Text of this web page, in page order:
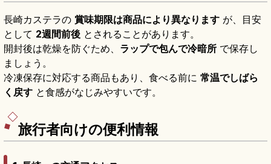
長崎カステラの 賞味期限は商品により異なります が、目安
として 2週間前後 とされることがあります。
開封後は乾燥を防ぐため、 ラップで包んで冷暗所 で保存し
ましょう。
冷凍保存に対応する商品もあり、食べる前に 常温でしばら
く戻す と食感がなじみやすいです。
旅行者向けの便利情報